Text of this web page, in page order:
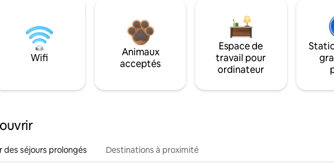
Wifi
Animaux
acceptés
Espace de
travail pour
ordinateur
séjours prolongés Destinations à proximité